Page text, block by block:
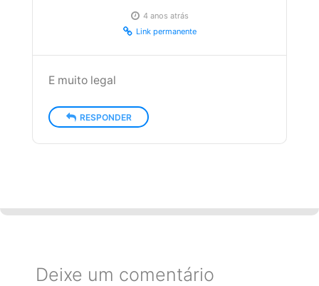
4 anos atrás
Link permanente
E muito legal
RESPONDER
Deixe um comentário